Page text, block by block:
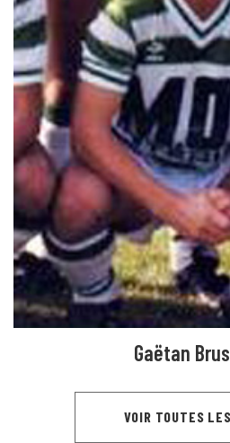
Gaëtan
VOIR TOUTES